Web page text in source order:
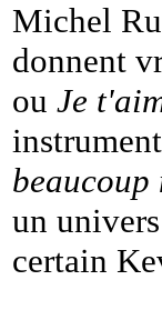
Michel
donnent
ou Je
beaucoup
un
certain